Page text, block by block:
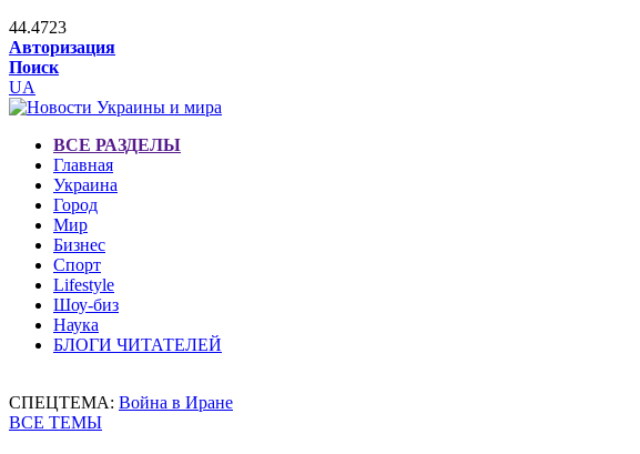
44.4723
Авторизация
Поиск
UA
ВСЕ РАЗДЕЛЫ
Главная
Украина
Город
Мир
Бизнес
Спорт
Lifestyle
Шоу-биз
Наука
БЛОГИ ЧИТАТЕЛЕЙ
СПЕЦТЕМА: Война в Иране
ВСЕ ТЕМЫ